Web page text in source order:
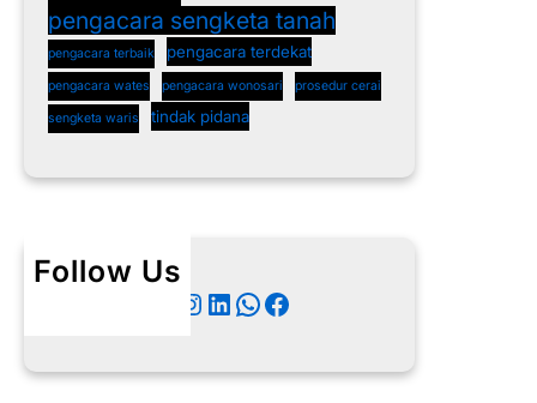
pengacara sengketa tanah
pengacara terbaik pengacara terdekat
pengacara wates pengacara wonosari prosedur cerai
sengketa waris tindak pidana
Follow Us
Instagram LinkedIn WhatsApp Facebook